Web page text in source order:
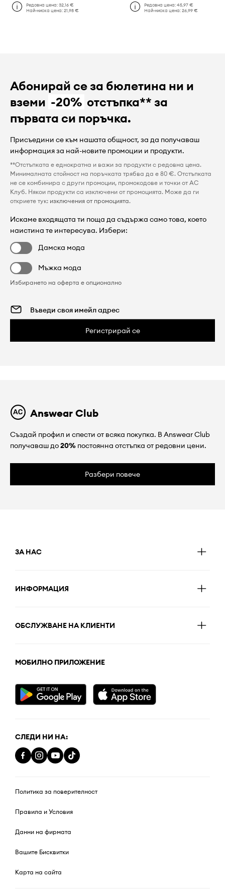
Редовна цена:32,16 €
Най-ниска цена:21,98 €
Редовна цена: 45,97 €
Най-ниска цена: 26,99 €
Абонирай се за бюлетина ни и
вземи -20% отстъпка** за
първата си поръчка.
Присъедини се към нашата общност, за да получаваш
информация за най-новите промоции и продукти.
**Отстъпката е еднократна и важи за продукти с редовна цена.
Минималната стойност на поръчката трябва да е 80 €. Отстъпката
не се комбинира с други промоции, промокодове и точки от AC
Клуб. Някои продукти са изключени от промоцията. Може да ги
откриете тук: изключения от промоцията.
Искаме входящата ти поща да съдържа само това, което
наистина те интересува. Избери:
Дамска мода
Мъжка мода
Избирането на оферта е опционално
Регистрирай се
Answear Club
Създай профил и спести от всяка покупка. В Answear Club
получаваш до20% постоянна отстъпка от редовни цени.
Разбери повече
ЗА НАС
ИНФОРМАЦИЯ
ОБСЛУЖВАНЕ НА КЛИЕНТИ
МОБИЛНО ПРИЛОЖЕНИЕ
СЛЕДИ НИ НА:
Политика за поверителност
Правила и Условия
Данни на фирмата
Вашите Бисквитки
Карта на сайта